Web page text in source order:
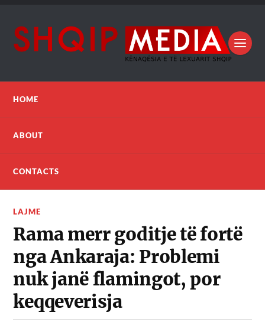
HOME
ABOUT
CONTACTS
LAJME
Rama merr goditje të fortë
nga Ankaraja: Problemi
nuk janë flamingot, por
keqqeverisja